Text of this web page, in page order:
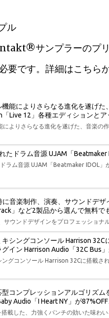
ル
サンプラーのプリセ
です。詳細はこちら
能によりさらなる進化を遂げ
Live 12」各種エディションとア
よりさらなる進化を遂げた、音楽の
たドラム音源 UJAM「Beatmaker
ラム音源 UJAM「Beatmaker IDOL
音楽制作、演奏、サウンドデ
」など2製品から選んで無料で
ウンドデザインをプロフェッショ
キシングコンソール Harrison
イン Harrison Audio「32C Bus
ングコンソール Harrison 32Cに搭載
型コンプレッションアルゴリズ
Audio「I Heart NY」が
載した、力強くパンチの効いた味わ